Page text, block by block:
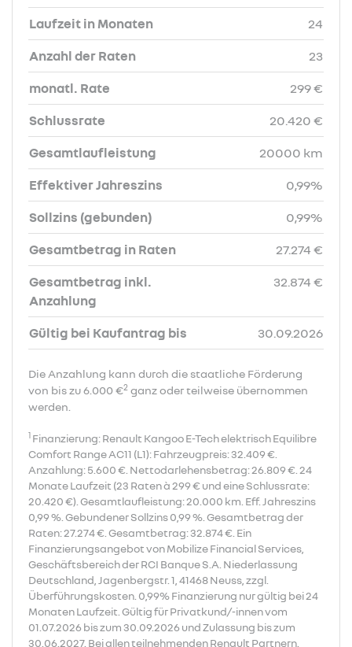
Laufzeit in Monaten 24
Anzahl der Raten 23
monatl. Rate 299 €
Schlussrate 20.420 €
Gesamtlaufleistung 20000 km
Effektiver Jahreszins 0,99%
Sollzins (gebunden) 0,99%
Gesamtbetrag in Raten 27.274 €
Gesamtbetrag inkl.
Anzahlung
32.874 €
Gültig bei Kaufantrag bis 30.09.2026
Die Anzahlung kann durch die staatliche Förderung
von bis zu 6.000 €2 ganz oder teilweise übernommen
werden.
1 Finanzierung: Renault Kangoo E-Tech elektrisch Equilibre
Comfort Range AC11 (L1): Fahrzeugpreis: 32.409 €.
Anzahlung: 5.600 €. Nettodarlehensbetrag: 26.809 €. 24
Monate Laufzeit (23 Raten à 299 € und eine Schlussrate:
20.420 €). Gesamtlaufleistung: 20.000 km. Eff. Jahreszins
0,99 %. Gebundener Sollzins 0,99 %. Gesamtbetrag der
Raten: 27.274 €. Gesamtbetrag: 32.874 €. Ein
Finanzierungsangebot von Mobilize Financial Services,
Geschäftsbereich der RCI Banque S.A. Niederlassung
Deutschland, Jagenbergstr. 1, 41468 Neuss, zzgl.
Überführungskosten. 0,99% Finanzierung nur gültig bei 24
Monaten Laufzeit. Gültig für Privatkund/-innen vom
01.07.2026 bis zum 30.09.2026 und Zulassung bis zum
30.06.2027. Bei allen teilnehmenden Renault Partnern.